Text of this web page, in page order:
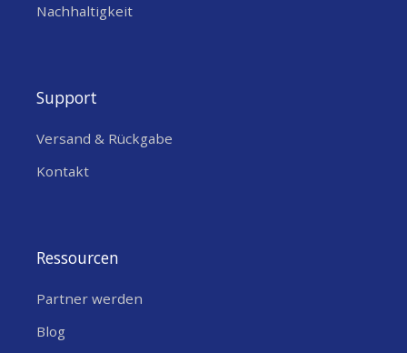
Nachhaltigkeit
Support
Versand & Rückgabe
Kontakt
Ressourcen
Partner werden
Blog